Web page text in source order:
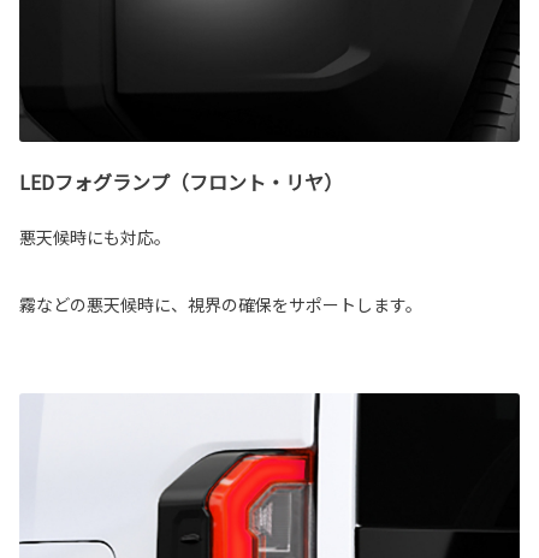
LEDフォグランプ（フロント・リヤ）
悪天候時にも対応。
霧などの悪天候時に、視界の確保をサポートします。